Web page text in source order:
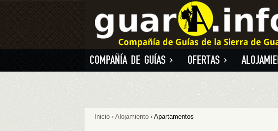
COMPAÑÍA DE GUÍAS » OFERTAS »
Inicio › Alojamiento › Apartamentos